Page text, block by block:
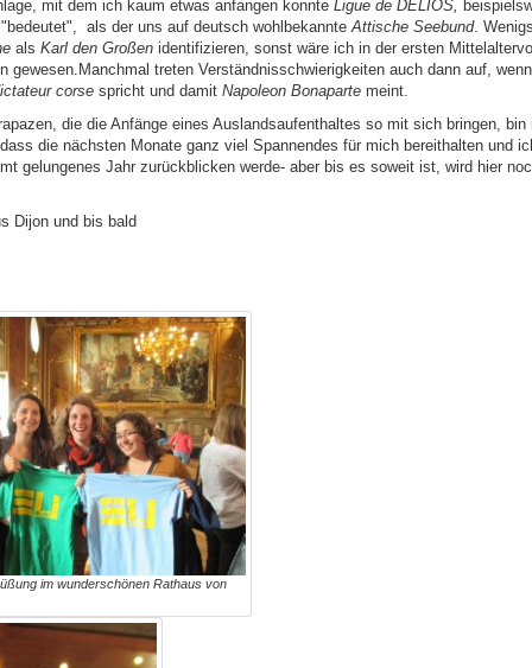
mit dem ich kaum etwas anfangen konnteLigue de DELIOS,
als der uns auf deutsch wohlbekannteAttische Seebund.
als Karl den Großen identifizieren, sonst wäre ich in der ersten
gewesen.Manchmal treten Verständnisschwierigkeiten auch dann auf,
corse spricht und damitNapoleon Bonapartemeint.
die die Anfänge eines Auslandsaufenthaltes so mit sich bringen, bin
die nächsten Monate ganz viel Spannendes für mich bereithalten und
gelungenes Jahr zurückblicken werde- aber bis es soweit ist, wird hier
Dijon und bis bald
im wunderschönen Rathaus von